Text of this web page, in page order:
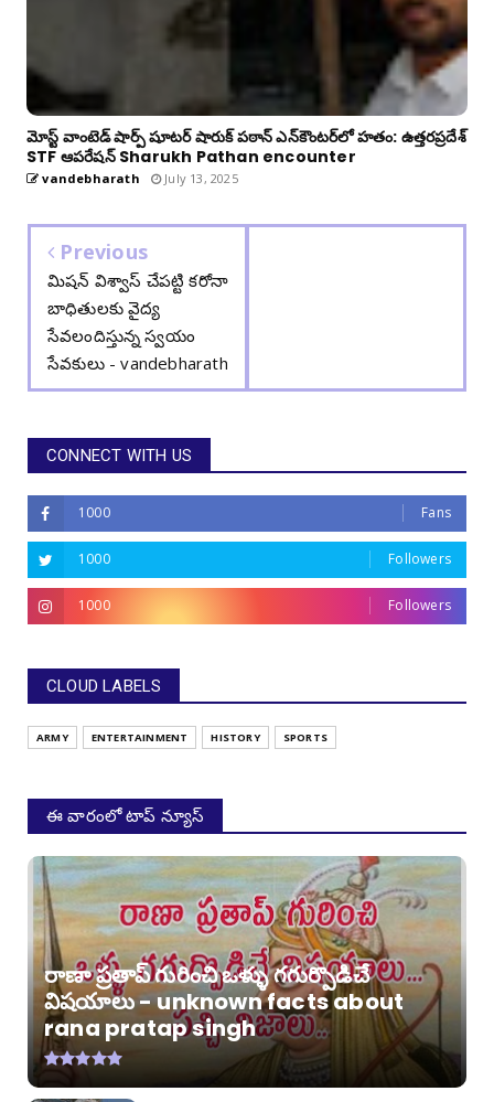
మోస్ట్ వాంటెడ్ షార్ప్ షూటర్ షారుక్ పఠాన్ ఎన్‌కౌంటర్‌లో హతం: ఉత్తరప్రదేశ్
STF ఆపరేషన్ Sharukh Pathan encounter
vandebharath July 13, 2025
Previous
మిషన్ విశ్వాస్ చేపట్టి కరోనా
బాధితులకు వైద్య
సేవలందిస్తున్న స్వయం
సేవకులు - vandebharath
CONNECT WITH US
1000 Fans
1000 Followers
1000 Followers
CLOUD LABELS
ARMY ENTERTAINMENT HISTORY SPORTS
ఈ వారంలో టాప్ న్యూస్
రాణా ప్రతాప్ గురించి ఒళ్ళు గగుర్పొడిచే
విషయాలు - unknown facts about
rana pratap singh